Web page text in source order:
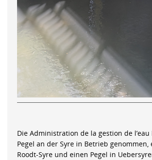
Die Administration de la gestion de
Pegel an der Syre in Betrieb genommen,
Roodt-Syre und einen Pegel in